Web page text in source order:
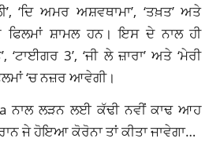
‘ਦਿ ਅਮਰ ਅਸ਼ਵਥਾਮਾ’, ‘ਤਖ਼ਤ’ ਅਤੇ
ਫਿਲਮਾਂ ਸ਼ਾਮਲ ਹਨ। ਇਸ ਦੇ ਨਾਲ ਹੀ
‘ਟਾਈਗਰ 3’, ‘ਜੀ ਲੇ ਜ਼ਾਰਾ’ ਅਤੇ ‘ਮੇਰੀ
‘ਚ ਨਜ਼ਰ ਆਵੇਗੀ।
ਨਾਲ ਲੜਨ ਲਈ ਕੱਢੀ ਨਵੀਂ ਕਾਢ ਆਹ
ਜੇ ਹੋਇਆ ਕੋਰੋਨਾ ਤਾਂ ਕੀਤਾ ਜਾਵੇਗਾ…